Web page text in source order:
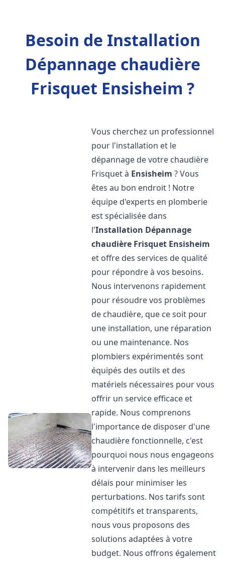
Besoin de Installation
Dépannage chaudière
Frisquet Ensisheim ?
Vous cherchez un professionnel
pour l'installation et le
dépannage de votre chaudière
Frisquet à Ensisheim ? Vous
êtes au bon endroit ! Notre
équipe d'experts en plomberie
est spécialisée dans
l'Installation Dépannage
chaudière Frisquet Ensisheim
et offre des services de qualité
pour répondre à vos besoins.
Nous intervenons rapidement
pour résoudre vos problèmes
de chaudière, que ce soit pour
une installation, une réparation
ou une maintenance. Nos
plombiers expérimentés sont
équipés des outils et des
matériels nécessaires pour vous
offrir un service efficace et
rapide. Nous comprenons
l'importance de disposer d'une
chaudière fonctionnelle, c'est
pourquoi nous nous engageons
à intervenir dans les meilleurs
délais pour minimiser les
perturbations. Nos tarifs sont
compétitifs et transparents,
nous vous proposons des
solutions adaptées à votre
budget. Nous offrons également